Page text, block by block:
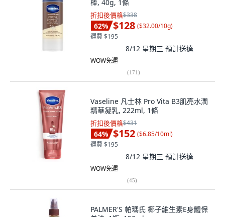
棒, 40g, 1條
折扣後價格$338
62% $128 ($32.00/10g)
運費 $195
8/12 星期三 預計送達
WOW免運
(171)
Vaseline 凡士林 Pro Vita B3肌亮水潤
精華凝乳, 222ml, 1條
折扣後價格$431
64% $152 ($6.85/10ml)
運費 $195
8/12 星期三 預計送達
WOW免運
(45)
PALMER'S 帕瑪氏 椰子維生素E身體保